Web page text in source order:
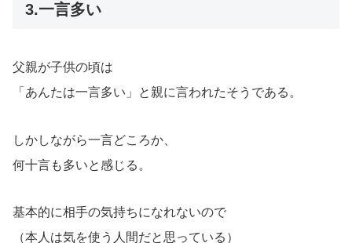
3.一言多い
父親が子供の頃は
「あんたは一言多い」と親に言われたそうである。
しかしながら一言どころか、
何十言も多いと感じる。
基本的に相手の気持ちになれないので
（本人は気を使う人間だと思っている）